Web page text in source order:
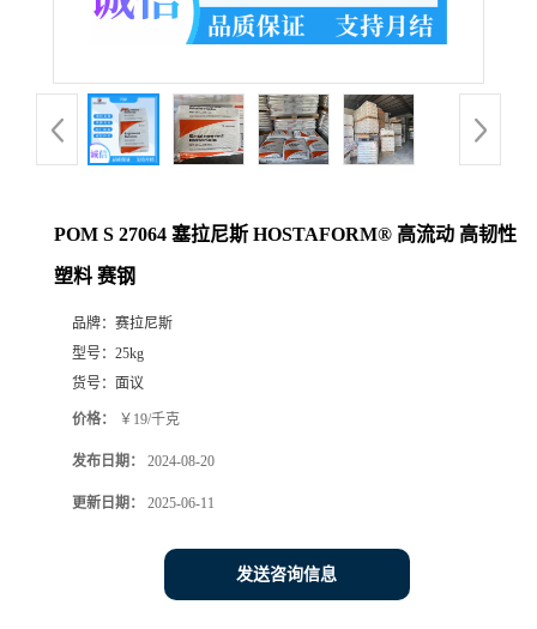
POM S 27064 塞拉尼斯 HOSTAFORM® 高流动 高韧性
塑料 赛钢
品牌： 赛拉尼斯
型号： 25kg
货号： 面议
价格： ￥19/千克
发布日期： 2024-08-20
更新日期： 2025-06-11
发送咨询信息